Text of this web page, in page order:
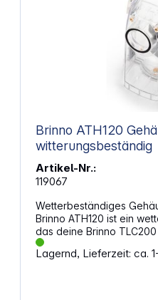
Brinno ATH120
witterungsbeständig
Artikel-Nr.:
119067
Wetterbeständiges
Brinno ATH120 ist ein
das deine Brinno
Spritzwasser und Staub
deine deine Kamera
Lagernd, Lieferzeit: ca.